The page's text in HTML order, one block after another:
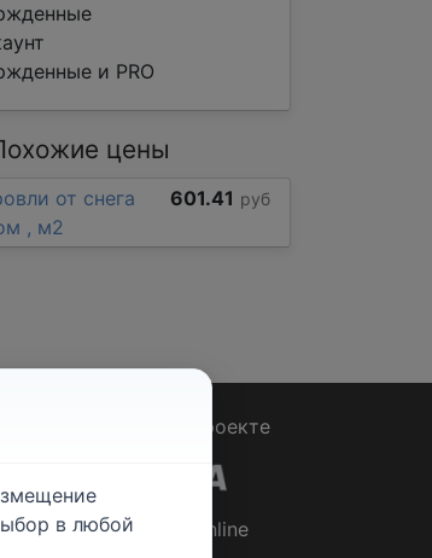
и PRO
цены
от снега
, м2
601.41 руб
О проекте
© 2026Rabotniki.online
в любой